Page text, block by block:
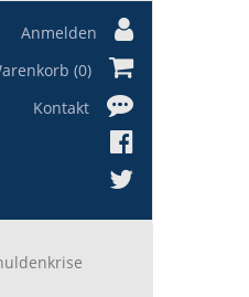
Anmelden
(0)
Kontakt